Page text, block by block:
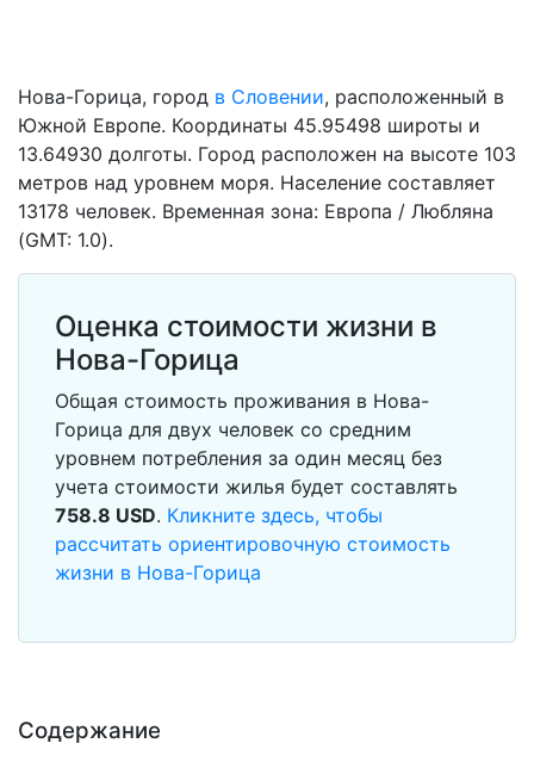
Содержание
Нова-Горица, город в Словении, расположенный в
Южной Европе. Координаты 45.95498 широты и
13.64930 долготы. Город расположен на высоте 103
метров над уровнем моря. Население составляет
13178 человек. Временная зона: Европа / Любляна
(GMT: 1.0).
Оценка стоимости жизни в
Нова-Горица
Общая стоимость проживания в Нова-
Горица для двух человек со средним
уровнем потребления за один месяц без
учета стоимости жилья будет составлять
758.8 USD. Кликните здесь, чтобы
рассчитать ориентировочную стоимость
жизни в Нова-Горица